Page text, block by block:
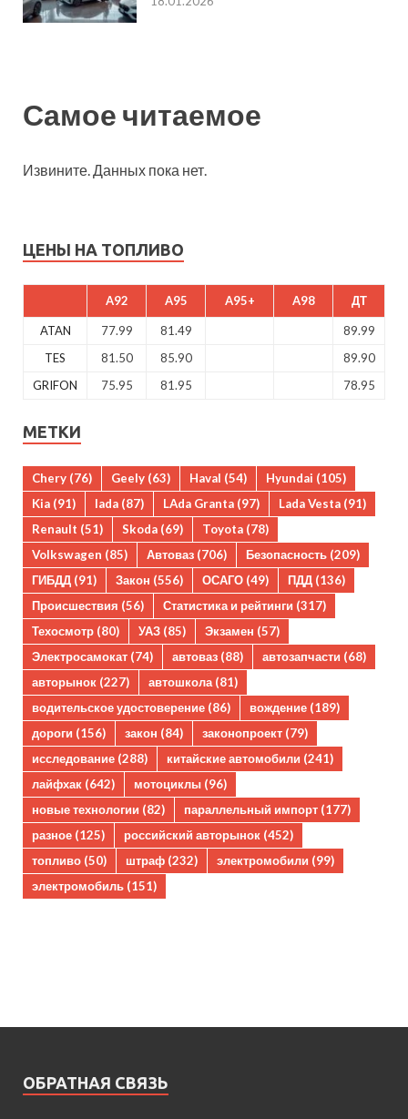
Самое читаемое
Извините. Данных пока нет.
ЦЕНЫ НА ТОПЛИВО
A92 A95 A95+ A98 ДТ
ATAN 77.99 81.49
89.99
TES
81.50 85.90
89.90
GRIFON
75.95 81.95 78.95
МЕТКИ
Chery (76) Geely (63) Haval (54) Hyundai (105)
Kia (91) lada (87) LAda Granta (97) Lada Vesta (91)
Renault (51) Skoda (69) Toyota (78)
Volkswagen (85) Автоваз (706) Безопасность (209)
ГИБДД (91) Закон (556) ОСАГО (49) ПДД (136)
Происшествия (56) Статистика и рейтинги (317)
Техосмотр (80) УАЗ (85) Экзамен (57)
Электросамокат (74) автоваз (88) автозапчасти (68)
авторынок (227) автошкола(81)
водительское удостоверение (86) вождение (189)
дороги (156) закон (84) законопроект (79)
исследование (288) китайские автомобили (241)
лайфхак (642) мотоциклы (96)
новые технологии (82) параллельный импорт (177)
разное (125) российский авторынок (452)
топливо (50) штраф (232) электромобили (99)
электромобиль (151)
ОБРАТНАЯ СВЯЗЬ